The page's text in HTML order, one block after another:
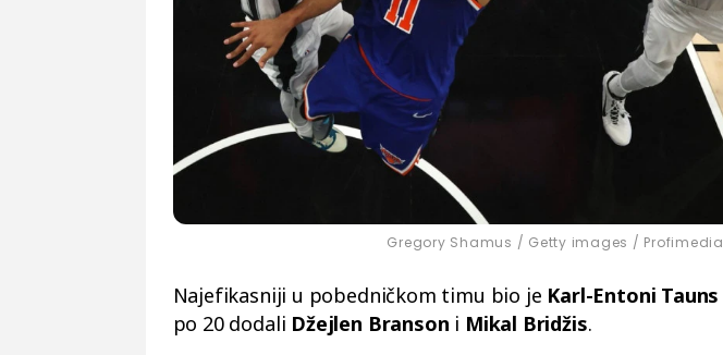
Gregory Shamus / Getty images / Profimedia
Najefikasniji u pobedničkom timu bio je Karl-Entoni Tauns
po 20 dodali Džejlen Branson i Mikal Bridžis.